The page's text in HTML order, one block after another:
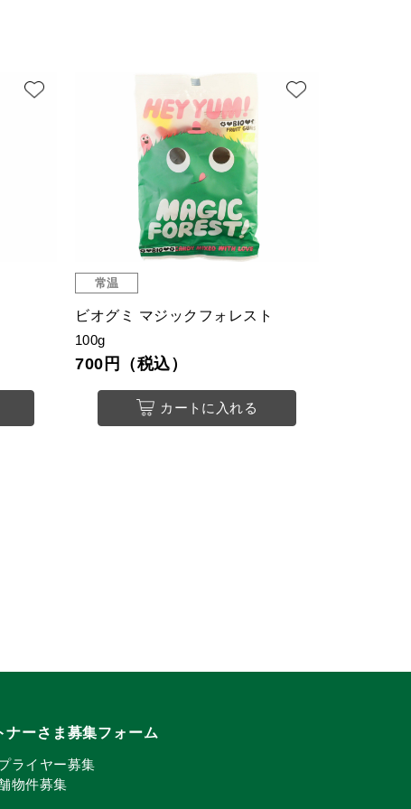
常温
ビオグミ マジックフォレスト
100g
700円（税込）
カートに入れる
ナーさま募集フォーム
ライヤー募集
物件募集